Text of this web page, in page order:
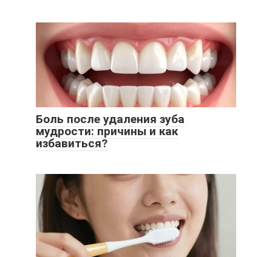
Боль после удаления зуба
мудрости: причины и как
избавиться?